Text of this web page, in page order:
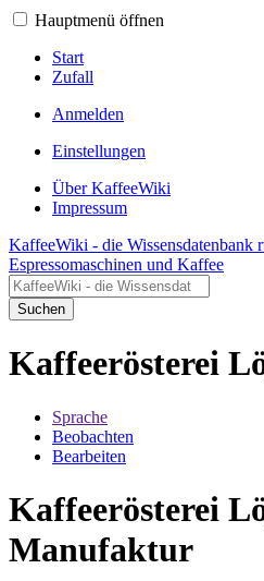
Hauptmenü öffnen
Start
Zufall
Anmelden
Einstellungen
Über KaffeeWiki
Impressum
KaffeeWiki - die Wissensdatenbank
Espressomaschinen und Kaffee
Suchen
Kaffeerösterei
Sprache
Beobachten
Bearbeiten
Kaffeerösterei
Manufaktur